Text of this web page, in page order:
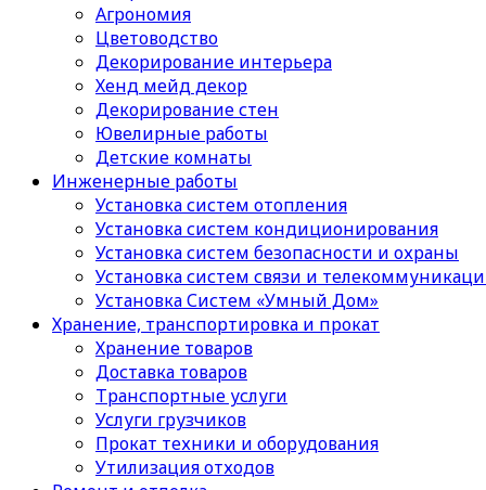
Агрономия
Цветоводство
Декорирование интерьера
Хенд мейд декор
Декорирование стен
Ювелирные работы
Детские комнаты
Инженерные работы
Установка систем отопления
Установка систем кондиционирования
Установка систем безопасности и охраны
Установка систем связи и
Установка Систем «Умный Дом»
Хранение, транспортировка и прокат
Хранение товаров
Доставка товаров
Транспортные услуги
Услуги грузчиков
Прокат техники и оборудования
Утилизация отходов